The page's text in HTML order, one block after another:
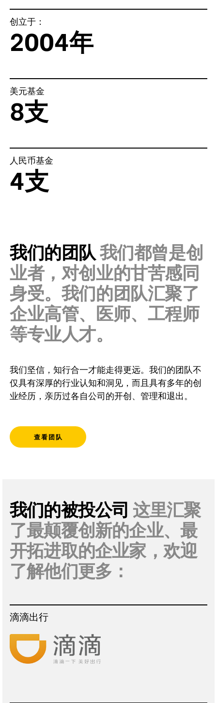
创立于：
2004年
美元基金
8支
人民币基金
4支
我们的团队我们都曾是创
业者，对创业的甘苦感同
身受。我们的团队汇聚了
企业高管、医师、工程师
等专业人才。
我们坚信，知行合一才能走得更远。我们的团队不
仅具有深厚的行业认知和洞见，而且具有多年的创
业经历，亲历过各自公司的开创、管理和退出。
查看团队
我们的被投公司 这里汇聚
了最颠覆创新的企业、最
开拓进取的企业家，欢迎
了解他们更多：
滴滴出行